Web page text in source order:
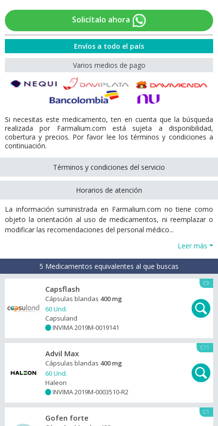
Solicítalo ahora
Envíos a todo el país
Varios medios de pago
Si necesitas este medicamento, ten en cuenta que la búsqueda
realizada por Farmalium.com está sujeta a disponibilidad,
cobertura y precios. Por favor lee los términos y condiciones a
continuación.
Términos y condiciones del servicio
Horarios de atención
La información suministrada en Farmalium.com no tiene como
objeto la orientación al uso de medicamentos, ni reemplazar o
modificar las recomendaciones del personal médico...
Leer más
5 Medicamentos equivalentes al que buscas
C9
Capsflash
Cápsulas blandas 400 mg
60 Und.
Capsuland
INVIMA 2019M-0019141
C11
Advil Max
Cápsulas blandas 400 mg
60 Und.
Haleon
INVIMA 2019M-0003510-R2
C1
Gofen forte